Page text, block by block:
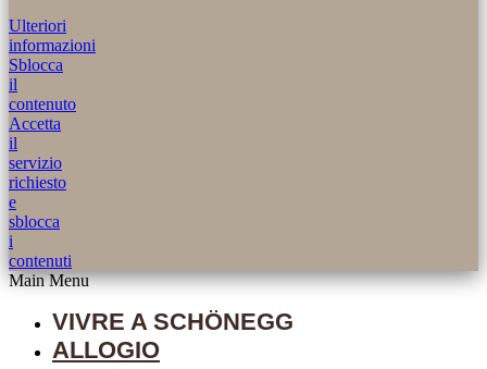
Ulteriori
informazioni
Sblocca
il
contenuto
Accetta
il
servizio
richiesto
e
sblocca
i
contenuti
Main Menu
VIVRE A SCHÖNEGG
ALLOGIO